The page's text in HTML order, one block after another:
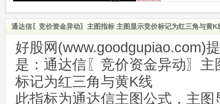
通达信〖竞价资金异动〗主图指标 主图显示竞价标记为红三角与黄K
好股网(www.goodgupiao.com)
是：通达信〖竞价资金异动〗
标记为红三角与黄K线
此指标为通达信主图公式，主